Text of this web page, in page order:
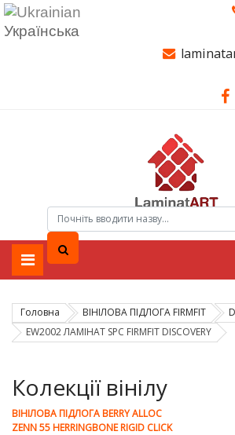
Українська
Головна ВІНІЛОВА ПІДЛОГА FIRMFIT
EW2002 ЛАМІНАТ SPC FIRMFIT DISCOVERY
Колекції вінілу
ВІНІЛОВА ПІДЛОГА BERRY ALLOC
ZENN 55 HERRINGBONE RIGID CLICK